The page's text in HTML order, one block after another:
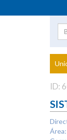
ID:
Área: